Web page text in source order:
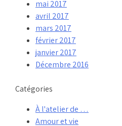
mai 2017
avril 2017
mars 2017
février 2017
janvier 2017
Décembre 2016
Catégories
À l'atelier de …
Amour et vie